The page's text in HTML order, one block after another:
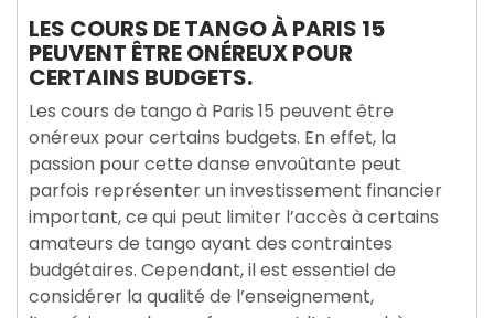
LES COURS DE TANGO À PARIS 15
PEUVENT ÊTRE ONÉREUX POUR
CERTAINS BUDGETS.
Les cours de tango à Paris 15 peuvent être
onéreux pour certains budgets. En effet, la
passion pour cette danse envoûtante peut
parfois représenter un investissement financier
important, ce qui peut limiter l’accès à certains
amateurs de tango ayant des contraintes
budgétaires. Cependant, il est essentiel de
considérer la qualité de l’enseignement,